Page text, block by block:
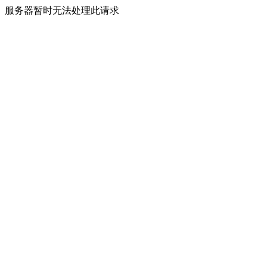
服务器暂时无法处理此请求